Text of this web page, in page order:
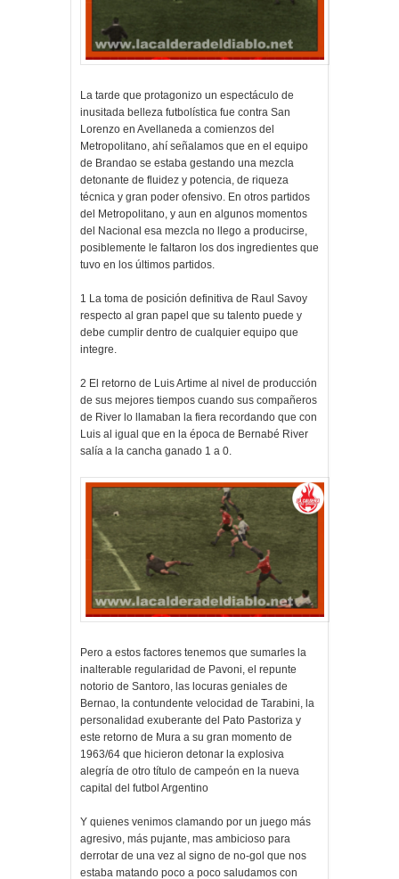
La tarde que protagonizo un espectáculo de
inusitada belleza futbolística fue contra San
Lorenzo en Avellaneda a comienzos del
Metropolitano, ahí señalamos que en el equipo
de Brandao se estaba gestando una mezcla
detonante de fluidez y potencia, de riqueza
técnica y gran poder ofensivo. En otros partidos
del Metropolitano, y aun en algunos momentos
del Nacional esa mezcla no llego a producirse,
posiblemente le faltaron los dos ingredientes que
tuvo en los últimos partidos.
1 La toma de posición definitiva de Raul Savoy
respecto al gran papel que su talento puede y
debe cumplir dentro de cualquier equipo que
integre.
2 El retorno de Luis Artime al nivel de producción
de sus mejores tiempos cuando sus compañeros
de River lo llamaban la fiera recordando que con
Luis al igual que en la época de Bernabé River
salía a la cancha ganado 1 a 0.
Pero a estos factores tenemos que sumarles la
inalterable regularidad de Pavoni, el repunte
notorio de Santoro, las locuras geniales de
Bernao, la contundente velocidad de Tarabini, la
personalidad exuberante del Pato Pastoriza y
este retorno de Mura a su gran momento de
1963/64 que hicieron detonar la explosiva
alegría de otro título de campeón en la nueva
capital del futbol Argentino
Y quienes venimos clamando por un juego más
agresivo, más pujante, mas ambicioso para
derrotar de una vez al signo de no-gol que nos
estaba matando poco a poco saludamos con